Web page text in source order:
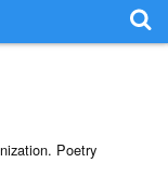
Poetry